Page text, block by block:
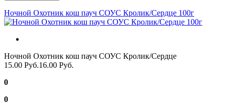
Ночной Охотник кош пауч СОУС Кролик/Сердце 100г
Ночной Охотник кош пауч СОУС Кролик/Сердце
15.00 Руб.16.00 Руб.
0
0